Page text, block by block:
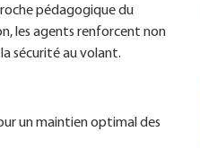
pédagogique du
les agents renforcent non
sécurité au volant.
un maintien optimal des